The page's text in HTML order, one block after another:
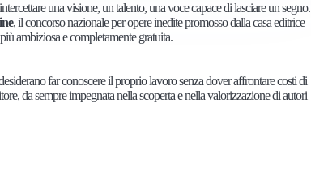
una visione, un talento, una voce capace di lasciare un segno.
, il concorso nazionale per opere inedite promosso dalla casa editrice
ambiziosa e completamente gratuita.
far conoscere il proprio lavoro senza dover affrontare costi di
da sempre impegnata nella scoperta e nella valorizzazione di autori